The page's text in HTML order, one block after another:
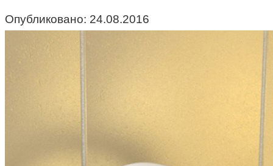
Опубликовано: 24.08.2016